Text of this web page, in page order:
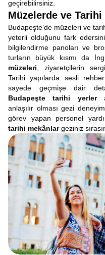
geçirebilirsiniz.
Müzelerde ve
Budapeşte’de müzeleri ve
yeterli olduğunu fark
bilgilendirme panoları ve
turların büyük kısmı da
müzeleri , ziyaretçilerin
Tarihi yapılarda sesli
sayede geçmişe dair
Budapeşte tarihi yerler
anlaşılır olması gezi
görev yapan personel
tarihi mekânlargeziniz